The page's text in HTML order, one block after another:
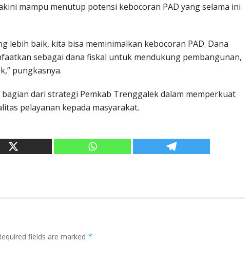
mampu menutup potensi kebocoran PAD yang selama ini
lebih baik, kita bisa meminimalkan kebocoran PAD. Dana
sebagai dana fiskal untuk mendukung pembangunan,
pungkasnya.
dari strategi Pemkab Trenggalek dalam memperkuat
pelayanan kepada masyarakat.
fields are marked *